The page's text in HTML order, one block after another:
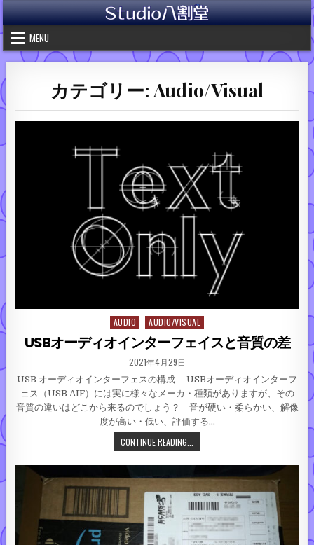
Skip to content
MENU
カテゴリー: Audio/Visual
Posted in
AUDIO AUDIO/VISUAL
USBオーディオインターフェイスと音質の差
PUBLISHED DATE:
2021年4月29日
USB オーディオインターフェスの構成 USBオーディオインターフ
ェス（USB AIF）には実に様々なメーカ・種類がありますが、その
音質の違いはどこから来るのでしょう？ 音が硬い・柔らかい、解像
度が高い・低い、評価する…
CONTINUE READING...